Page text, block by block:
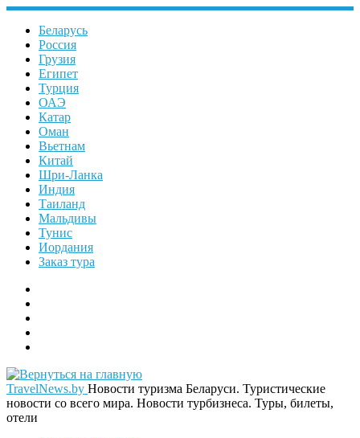
Перейти
содержимому
Беларусь
Россия
Грузия
Египет
Турция
ОАЭ
Катар
Оман
Вьетнам
Китай
Шри-Ланка
Индия
Таиланд
Мальдивы
Тунис
Иордания
Заказ тура
TravelNews.by Новости туризма Беларуси. Туристические
новости со всего мира. Новости турбизнеса. Туры, билеты,
отели